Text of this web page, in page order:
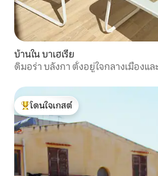
บ้านใน บาเฮเรีย
ดิมอร่า บลังกา ตั้งอยู่ใจกลางเมืองแล
โดนใจเกสต์ที่สุด
โดนใจเกสต์